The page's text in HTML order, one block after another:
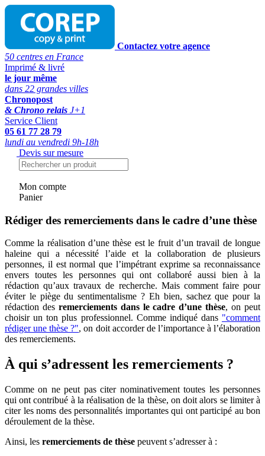
Contactez votre agence
50 centres en France
Imprimé & livré
le jour même
dans 22 grandes villes
Chronopost
& Chrono relais J+1
Service Client
05 61 77 28 79
lundi au vendredi 9h-18h
Devis sur mesure
Mon compte
Panier
Rédiger des remerciements dans le cadre d’une thèse
Comme la réalisation d’une thèse est le fruit d’un travail de longue
haleine qui a nécessité l’aide et la collaboration de plusieurs
personnes, il est normal que l’impétrant exprime sa reconnaissance
envers toutes les personnes qui ont collaboré aussi bien à la
rédaction qu’aux travaux de recherche. Mais comment faire pour
éviter le piège du sentimentalisme ? Eh bien, sachez que pour la
rédaction des remerciements dans le cadre d’une thèse, on peut
choisir un ton plus professionnel. Comme indiqué dans "comment
rédiger une thèse ?", on doit accorder de l’importance à l’élaboration
des remerciements.
À qui s’adressent les remerciements ?
Comme on ne peut pas citer nominativement toutes les personnes
qui ont contribué à la réalisation de la thèse, on doit alors se limiter à
citer les noms des personnalités importantes qui ont participé au bon
déroulement de la thèse.
Ainsi, les remerciements de thèse peuvent s’adresser à :